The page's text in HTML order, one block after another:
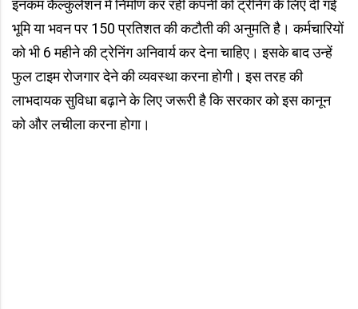
इनकम कैल्कुलेशन में निर्माण कर रही कंपनी को ट्रेनिंग के लिए दी गई
भूमि या भवन पर 150 प्रतिशत की कटौती की अनुमति है। कर्मचारियों
को भी 6 महीने की ट्रेनिंग अनिवार्य कर देना चाहिए। इसके बाद उन्हें
फुल टाइम रोजगार देने की व्यवस्था करना होगी। इस तरह की
लाभदायक सुविधा बढ़ाने के लिए जरूरी है कि सरकार को इस कानून
को और लचीला करना होगा।